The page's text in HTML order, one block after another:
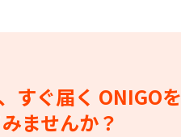
すぐ届く ONIGOを
ませんか？